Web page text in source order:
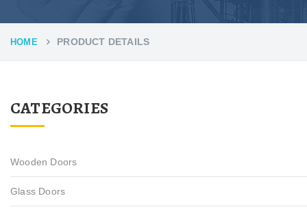
HOME PRODUCT DETAILS
CATEGORIES
Wooden Doors
Glass Doors